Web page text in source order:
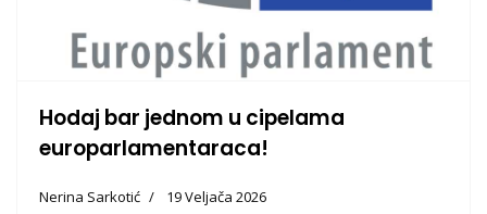
Hodaj bar jednom u cipelama
europarlamentaraca!
Nerina Sarkotić 19 Veljača 2026